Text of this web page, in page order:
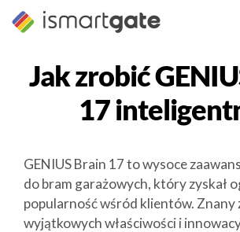
Przejdź
do
Jak zrobić
17
GENIUS Brain 17 to wysoce
do bram garażowych, który zyskał
popularność wśród klientów. Znany
wyjątkowych właściwości i